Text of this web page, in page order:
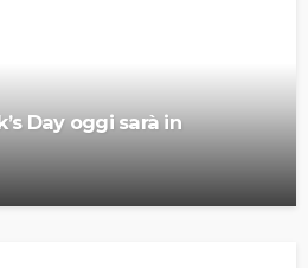
Day oggi sarà in